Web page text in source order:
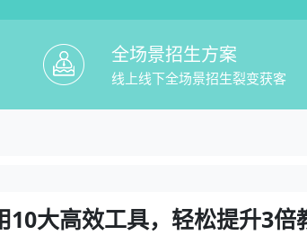
全场景招生方案
线上线下全场景招生裂变获客
统升级秘籍：揭秘如何用10
大高效工具，轻松提升3倍教学效率
大高效工具，轻松提升3倍